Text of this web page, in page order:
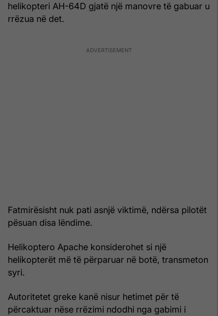
helikopteri AH-64D gjatë një manovre të gabuar u
rrëzua në det.
Fatmirësisht nuk pati asnjë viktimë, ndërsa pilotët
pësuan disa lëndime.
Helikoptero Apache konsiderohet si një
helikopterët më të përparuar në botë, transmeton
syri.
Autoritetet greke kanë nisur hetimet për të
përcaktuar nëse rrëzimi ndodhi nga gabimi i